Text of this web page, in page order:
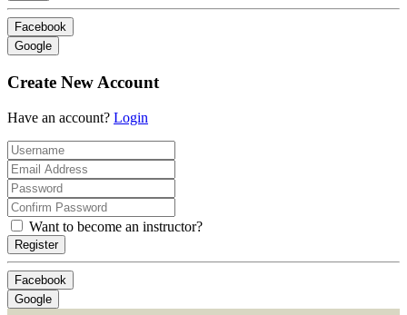
Facebook
Google
Create New Account
Have an account? Login
Want to become an instructor?
Register
Facebook
Google